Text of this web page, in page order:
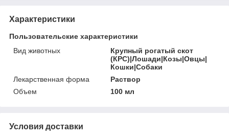
Характеристики
Пользовательские характеристики
Вид животных
Крупный рогатый скот
(КРС)|Лошади|Козы|Овцы|
Кошки|Собаки
Лекарственная форма
Раствор
Объем
100 мл
Условия доставки